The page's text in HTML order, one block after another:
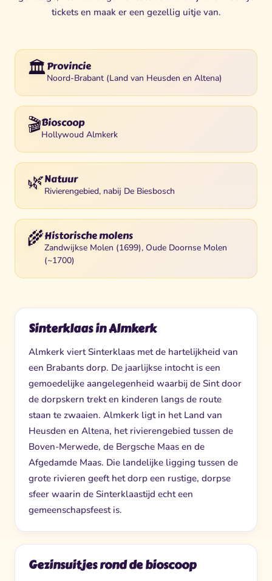
tickets en maak er een gezellig uitje van.
🏛️Provincie
Noord-Brabant (Land van Heusden en Altena)
🎬Bioscoop
Hollywoud Almkerk
🌿Natuur
Rivierengebied, nabij De Biesbosch
🌾Historische molens
Zandwijkse Molen (1699), Oude Doornse Molen
(~1700)
Sinterklaas in Almkerk
Almkerk viert Sinterklaas met de hartelijkheid van
een Brabants dorp. De jaarlijkse intocht is een
gemoedelijke aangelegenheid waarbij de Sint door
de dorpskern trekt en kinderen langs de route
staan te zwaaien. Almkerk ligt in het Land van
Heusden en Altena, het rivierengebied tussen de
Boven-Merwede, de Bergsche Maas en de
Afgedamde Maas. Die landelijke ligging tussen de
grote rivieren geeft het dorp een rustige, dorpse
sfeer waarin de Sinterklaastijd echt een
gemeenschapsfeest is.
Gezinsuitjes rond de bioscoop